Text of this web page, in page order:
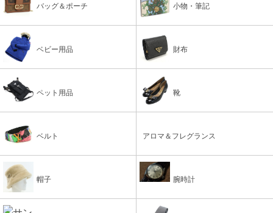
バッグ＆ポーチ 小物・筆記
ベビー用品 財布
ペット用品 靴
ベルト アロマ＆フレグランス
帽子 腕時計